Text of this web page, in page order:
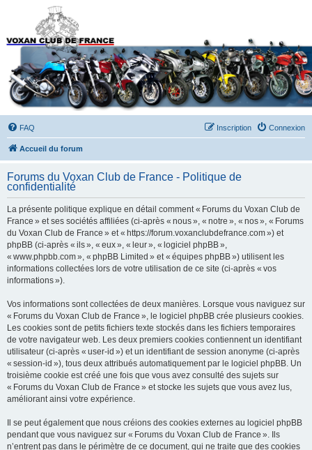
Forums du Voxan Club
de France
FAQ Connexion
Inscription
Accueil du forum
Forums du Voxan Club de France - Politique de
confidentialité
La présente politique explique en détail comment « Forums du Voxan Club de
France » et ses sociétés affiliées (ci-après « nous », « notre », « nos », « Forums
du Voxan Club de France » et « https://forum.voxanclubdefrance.com ») et
phpBB (ci-après « ils », « eux », « leur », « logiciel phpBB »,
« www.phpbb.com », « phpBB Limited » et « équipes phpBB ») utilisent les
informations collectées lors de votre utilisation de ce site (ci-après « vos
informations »).
Vos informations sont collectées de deux manières. Lorsque vous naviguez sur
« Forums du Voxan Club de France », le logiciel phpBB crée plusieurs cookies.
Les cookies sont de petits fichiers texte stockés dans les fichiers temporaires
de votre navigateur web. Les deux premiers cookies contiennent un identifiant
utilisateur (ci-après « user-id ») et un identifiant de session anonyme (ci-après
« session-id »), tous deux attribués automatiquement par le logiciel phpBB. Un
troisième cookie est créé une fois que vous avez consulté des sujets sur
« Forums du Voxan Club de France » et stocke les sujets que vous avez lus,
améliorant ainsi votre expérience.
Il se peut également que nous créions des cookies externes au logiciel phpBB
pendant que vous naviguez sur « Forums du Voxan Club de France ». Ils
n’entrent pas dans le périmètre de ce document, qui ne traite que des cookies